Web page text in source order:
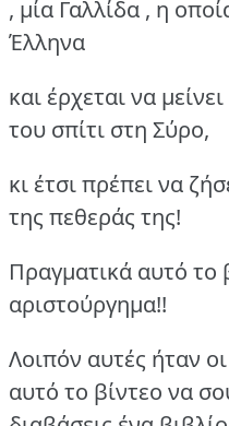
, μία Γαλλίδα , η
Έλληνα
και έρχεται να
του σπίτι στη Σύρο,
κι έτσι πρέπει να
της πεθεράς της!
Πραγματικά αυτό το
αριστούργημα!!
Λοιπόν αυτές ήταν
αυτό το βίντεο να